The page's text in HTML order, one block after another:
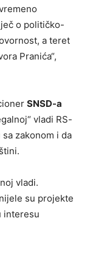
o političko-
a teret
Pranića“,
SNSD-a
vladi RS-
zakonom i da
vladi.
su projekte
interesu